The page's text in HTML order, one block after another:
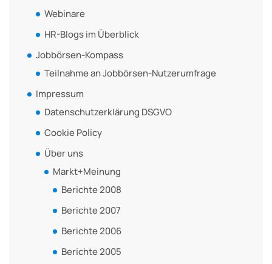
Webinare
HR-Blogs im Überblick
Jobbörsen-Kompass
Teilnahme an Jobbörsen-Nutzerumfrage
Impressum
Datenschutzerklärung DSGVO
Cookie Policy
Über uns
Markt+Meinung
Berichte 2008
Berichte 2007
Berichte 2006
Berichte 2005